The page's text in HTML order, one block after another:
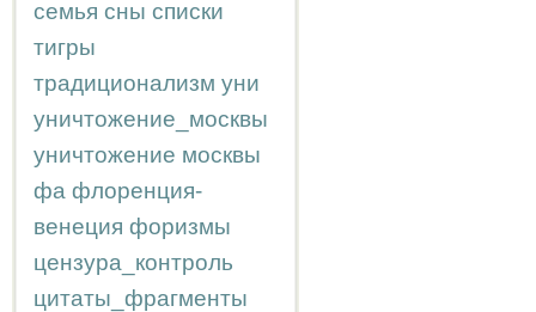
семья сны списки
тигры
традиционализм уни
уничтожение_москвы
уничтожение москвы
фа флоренция-
венеция форизмы
цензура_контроль
цитаты_фрагменты